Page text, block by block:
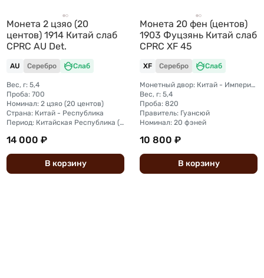
Монета 2 цзяо (20
центов) 1914 Китай слаб
CPRC AU Det.
AU Серебро Слаб
Вес, г: 5,4
Проба: 700
Номинал: 2 цзяо (20 центов)
Страна: Китай - Республика
Период: Китайская Республика (1912 - 1949)
14 000 ₽
В корзину
Монета 20 фен (центов)
1903 Фуцзянь Китай слаб
CPRC XF 45
XF Серебро Слаб
Монетный двор: Китай - Империя, Фучжоу
Вес, г: 5,4
Проба: 820
Правитель: Гуансюй
Номинал: 20 фэней
10 800 ₽
В корзину